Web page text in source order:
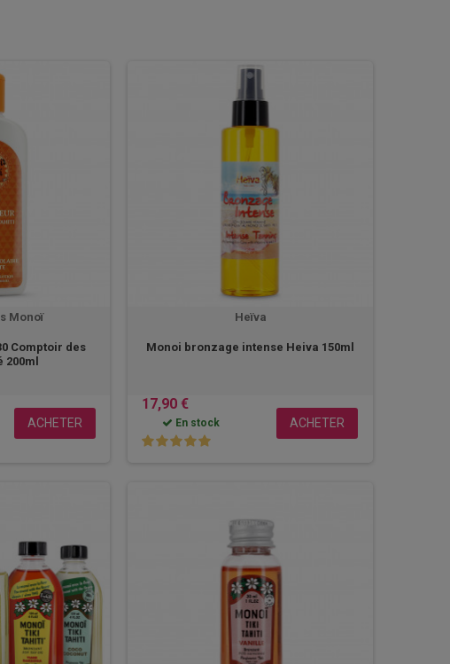
Monoï
Comptoir des
200ml
ACHETER
Heïva
Monoi bronzage intense Heiva 150ml
17,90 €
En stock ACHETER